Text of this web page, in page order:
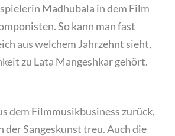
Madhubala in dem Film
So kann man fast
aus welchem Jahrzehnt sieht,
zu Lata Mangeshkar gehört.
dem Filmmusikbusiness zurück,
Sangeskunst treu. Auch die